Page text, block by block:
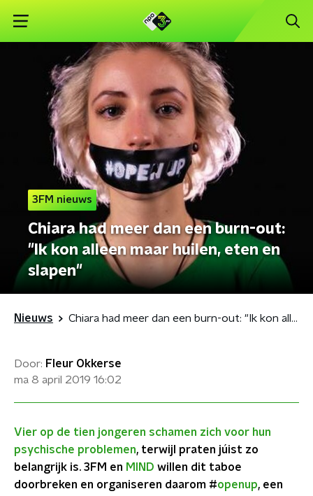
3FM nieuws
Chiara had meer dan een burn-out:
"Ik kon alleen maar huilen, eten en
slapen"
Nieuws Chiara had meer dan een burn-out: "Ik kon alleen maar huilen, eten en slapen"
Door: Fleur Okkerse
ma 8 april 2019 16:02
Vier op de tien jongeren schamen zich voor hun
psychische problemen, terwijl praten júist zo
belangrijk is. 3FM en MIND willen dit taboe
doorbreken en organiseren daarom #openup, een